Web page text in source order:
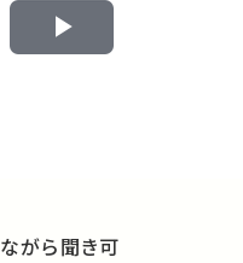
Play
ながら聞き可